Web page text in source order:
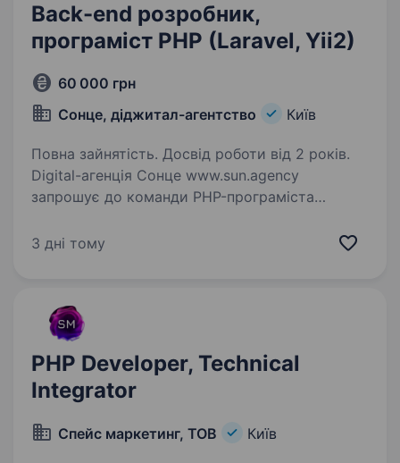
Back-end розробник,
програміст PHP (Laravel, Yii2)
60 000 грн
Сонце, діджитал-агентство
Київ
Повна зайнятість. Досвід роботи від 2 років.
Digital-агенція Сонце www.sun.agency
запрошує до команди PHP-програміста
Framework: Yii2 та або Laravel розуміння
3 дні тому
PHP Developer, Technical
Integrator
Спейс маркетинг, ТОВ Київ